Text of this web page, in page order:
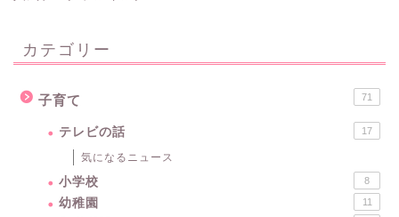
カテゴリー
子育て 71
テレビの話 17
気になるニュース
小学校 8
幼稚園 11